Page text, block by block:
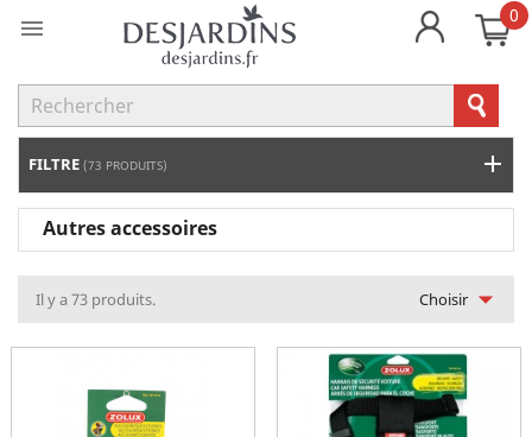
 0
FILTRE (73 PRODUITS)
Autres accessoires
Choisir 
Il y a 73 produits.